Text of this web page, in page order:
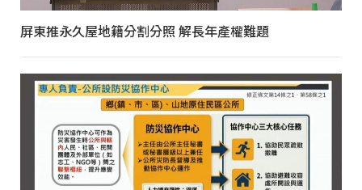
屏東推永久屋地籍分割分照 解長年產權難題